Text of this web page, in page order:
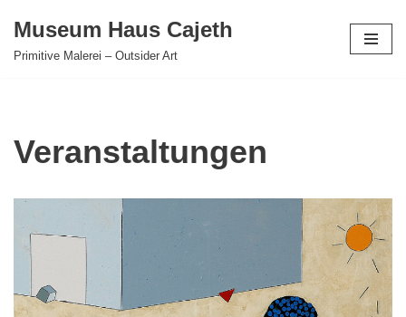
Zum
Museum Haus Cajeth
Primitive Malerei – Outsider Art
Veranstaltungen